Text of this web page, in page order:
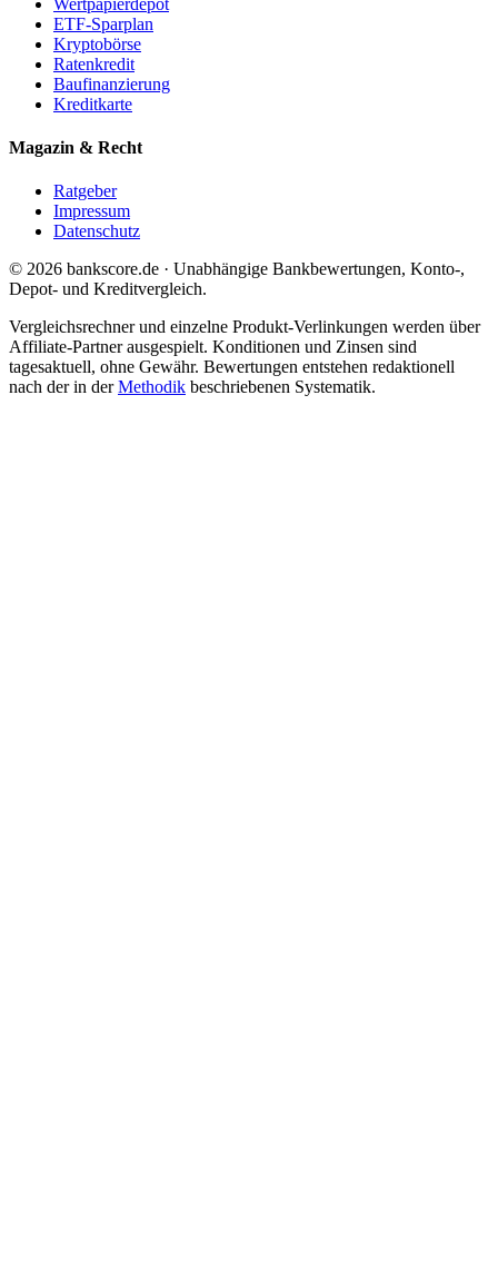
Wertpapierdepot
ETF-Sparplan
Kryptobörse
Ratenkredit
Baufinanzierung
Kreditkarte
Magazin & Recht
Ratgeber
Impressum
Datenschutz
© 2026 bankscore.de · Unabhängige Bankbewertungen, Konto-,
Depot- und Kreditvergleich.
Vergleichsrechner und einzelne Produkt-Verlinkungen werden über
Affiliate-Partner ausgespielt. Konditionen und Zinsen sind
tagesaktuell, ohne Gewähr. Bewertungen entstehen redaktionell
nach der in derMethodik beschriebenen Systematik.